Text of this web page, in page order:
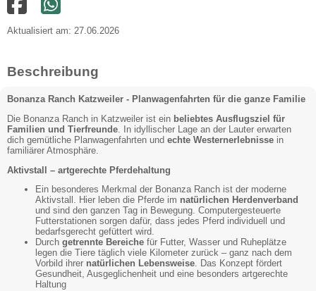
Aktualisiert am: 27.06.2026
Beschreibung
Bonanza Ranch Katzweiler - Planwagenfahrten für die ganze Familie
Die Bonanza Ranch in Katzweiler ist ein beliebtes Ausflugsziel für
Familien und Tierfreunde . In idyllischer Lage an der Lauter erwarten
dich gemütliche Planwagenfahrten und echte Westernerlebnisse in
familiärer Atmosphäre.
Aktivstall – artgerechte Pferdehaltung
Ein besonderes Merkmal der Bonanza Ranch ist der moderne
Aktivstall. Hier leben die Pferde im natürlichen Herdenverband
und sind den ganzen Tag in Bewegung. Computergesteuerte
Futterstationen sorgen dafür, dass jedes Pferd individuell und
bedarfsgerecht gefüttert wird.
Durch getrennte Bereiche für Futter, Wasser und Ruheplätze
legen die Tiere täglich viele Kilometer zurück – ganz nach dem
Vorbild ihrer natürlichen Lebensweise. Das Konzept fördert
Gesundheit, Ausgeglichenheit und eine besonders artgerechte
Haltung